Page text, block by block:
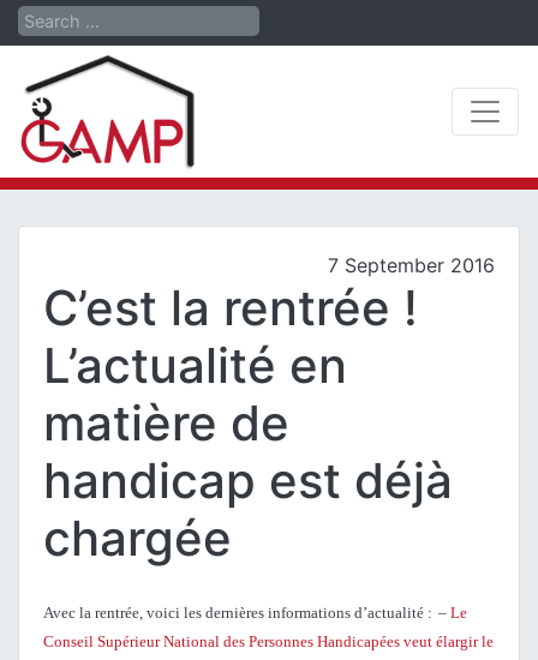
Search
7 September 2016
C’est la rentrée !
L’actualité en
matière de
handicap est déjà
chargée
Avec la rentrée, voici les dernières informations d’actualité : – Le
Conseil Supérieur National des Personnes Handicapées veut élargir le